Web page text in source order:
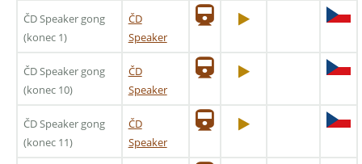
ČD Speaker gong
(konec 1)
ČD
Speaker
ČD Speaker gong
(konec 10)
ČD
Speaker
ČD Speaker gong
(konec 11)
ČD
Speaker